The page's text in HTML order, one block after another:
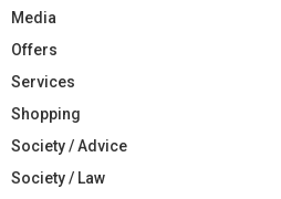
Media
Offers
Services
Shopping
Society / Advice
Society / Law